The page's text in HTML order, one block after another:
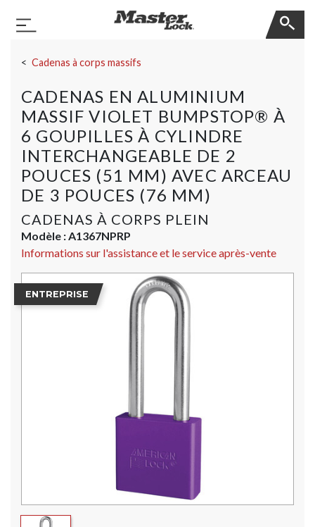
Basculer la navigation
Cadenas à corps massifs
CADENAS EN ALUMINIUM
MASSIF VIOLET BUMPSTOP® À
6 GOUPILLES À CYLINDRE
INTERCHANGEABLE DE 2
POUCES (51 MM) AVEC ARCEAU
DE 3 POUCES (76 MM)
CADENAS À CORPS PLEIN
Modèle :A1367NPRP
Informations sur l'assistance et le service après-vente
ENTREPRISE